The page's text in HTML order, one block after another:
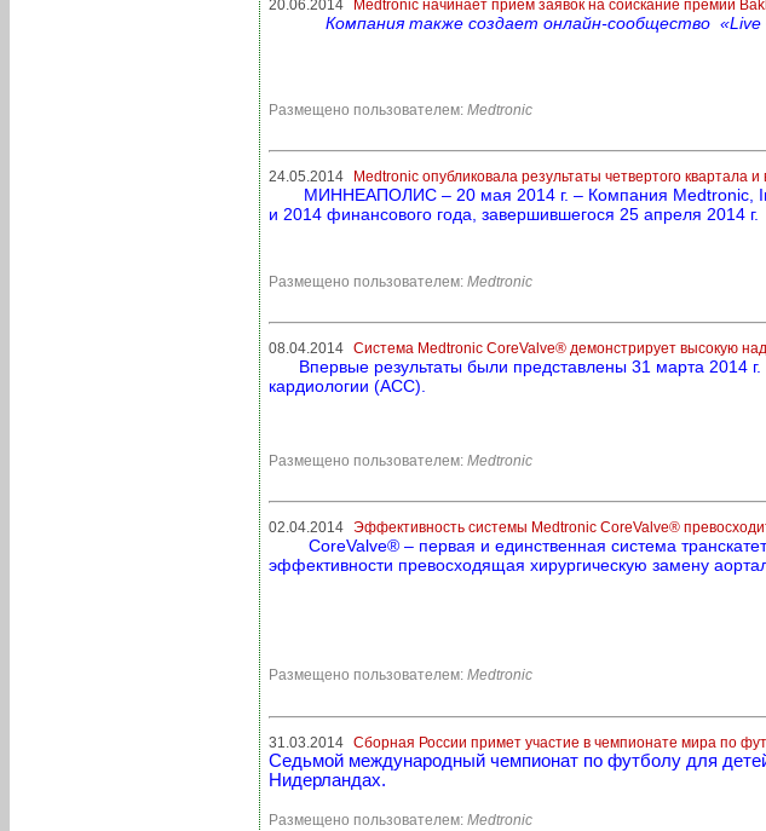
20.06.2014 Medtronic начинает прием заявок на соискание премии
Компания также создает онлайн-сообщество «Live
Размещено пользователем: Medtronic
24.05.2014 Medtronic опубликовала результаты четвертого квартала
МИННЕАПОЛИС – 20 мая 2014 г. – Компания Medtronic,
и 2014 финансового года, завершившегося 25 апреля 2014 г.
Размещено пользователем: Medtronic
08.04.2014 Система Medtronic CoreValve® демонстрирует высокую
Впервые результаты были представлены 31 марта 2014
кардиологии (ACC).
Размещено пользователем: Medtronic
02.04.2014 Эффективность системы Мedtronic CoreValve®
CoreValve® – первая и единственная система
эффективности превосходящая хирургическую замену
Размещено пользователем: Medtronic
31.03.2014 Сборная России примет участие в чемпионате мира по
Седьмой международный чемпионат по футболу для
Нидерландах.
Размещено пользователем: Medtronic